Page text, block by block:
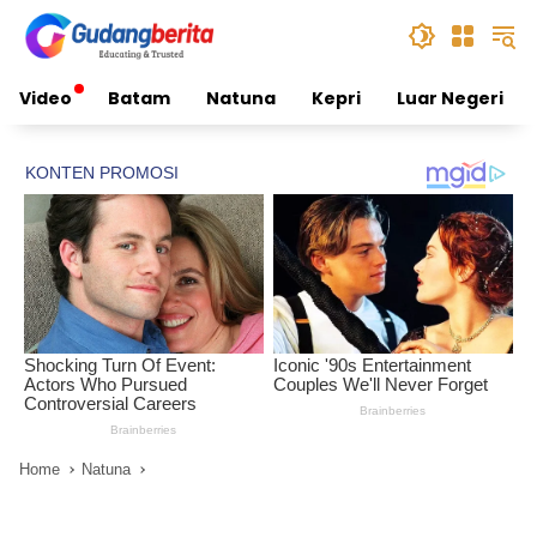
content
Video Batam Natuna Kepri Luar Negeri
Home Natuna